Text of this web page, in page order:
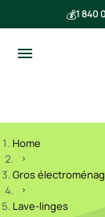
💰1 840
Home
Gros
Lave-linges